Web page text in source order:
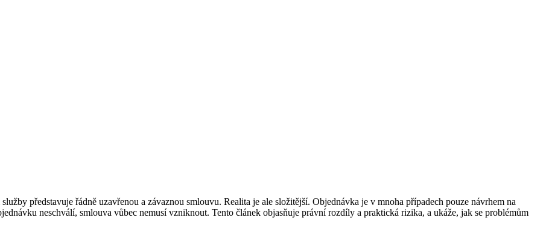
představuje řádně uzavřenou a závaznou smlouvu. Realita je ale složitější. Objednávka je v mnoha případech pouze návrhem na
neschválí, smlouva vůbec nemusí vzniknout. Tento článek objasňuje právní rozdíly a praktická rizika, a ukáže, jak se problémům